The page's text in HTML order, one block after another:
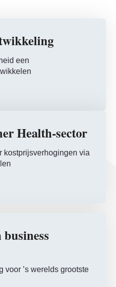
een
Health-sector
kostprijsverhogingen via
voor ’s werelds grootste